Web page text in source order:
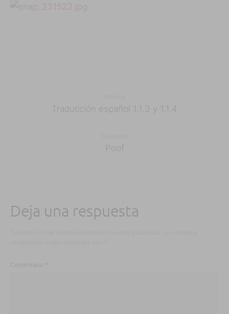
Traducción español 1.1.3 y 1.1.4
Poof
Deja una respuesta
Comentario